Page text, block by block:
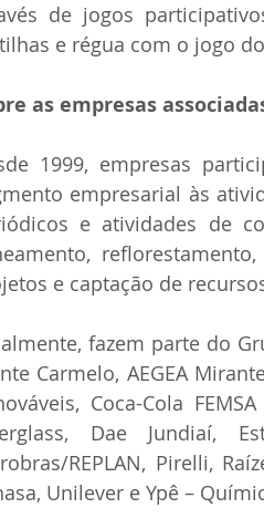
de jogos
e régua com o jogo
as empresas
1999, empresas
empresarial às
e atividades de
e captação de
fazem parte do
Carmelo, AEGEA
Coca-Cola
Dae Jundiaí,
REPLAN, Pirelli,
Unilever e Ypê –